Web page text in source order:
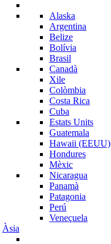
Alaska
Argentina
Belize
Bolívia
Brasil
Canadà
Xile
Colòmbia
Costa Rica
Cuba
Estats Units
Guatemala
Hawaii (EEUU)
Hondures
Mèxic
Nicaragua
Panamà
Patagonia
Perú
Veneçuela
Àsia